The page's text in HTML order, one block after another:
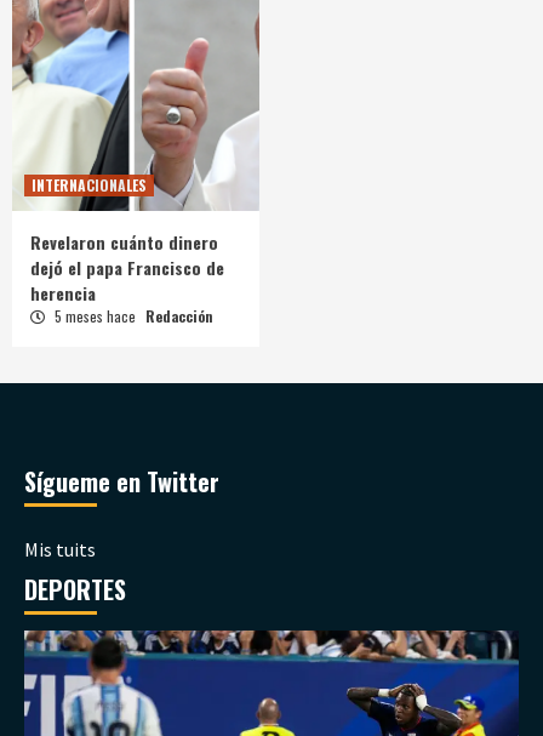
INTERNACIONALES
Revelaron cuánto dinero
dejó el papa Francisco de
herencia
5 meses hace Redacción
Sígueme en Twitter
Mis tuits
DEPORTES